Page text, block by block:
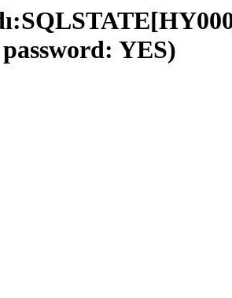
YES)